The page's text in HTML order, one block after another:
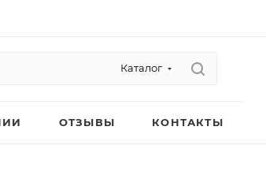
Каталог
ОТЗЫВЫ КОНТАКТЫ